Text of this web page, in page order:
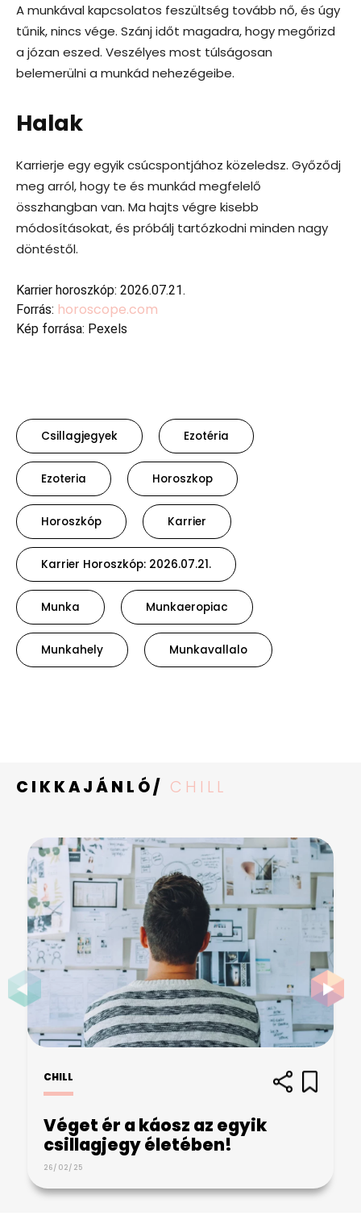
A munkával kapcsolatos feszültség tovább nő, és úgy
tűnik, nincs vége. Szánj időt magadra, hogy megőrizd
a józan eszed. Veszélyes most túlságosan
belemerülni a munkád nehezégeibe.
Halak
Karrierje egy egyik csúcspontjához közeledsz. Győződj
meg arról, hogy te és munkád megfelelő
összhangban van. Ma hajts végre kisebb
módosításokat, és próbálj tartózkodni minden nagy
döntéstől.
Karrier horoszkóp: 2026.07.21.
Forrás: horoscope.com
Kép forrása: Pexels
Csillagjegyek Ezotéria
Ezoteria Horoszkop
Horoszkóp Karrier
Karrier Horoszkóp: 2026.07.21.
Munka Munkaeropiac
Munkahely Munkavallalo
CIKKAJÁNLÓ/ CHILL
CHILL
Véget ér a káosz az egyik
csillagjegy életében!
26/02/25